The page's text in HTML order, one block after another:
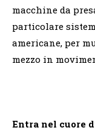
macchine da
particolare
americane, per
mezzo in
Entra nel cuore